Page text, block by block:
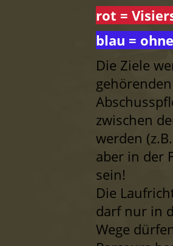
rot =
blau =
Die Ziele
zwischen
werden
aber in der
sein!
Die
darf nur in
Wege